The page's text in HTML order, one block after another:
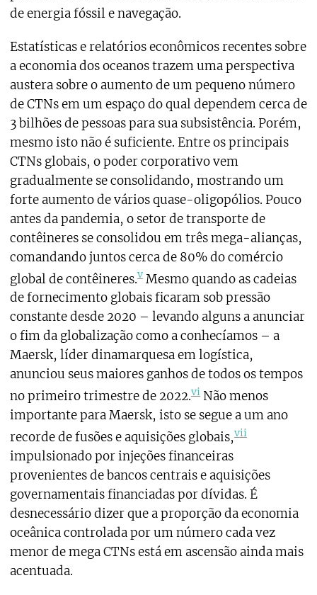
de energia fóssil e navegação.
Estatísticas e relatórios econômicos recentes sobre
a economia dos oceanos trazem uma perspectiva
austera sobre o aumento de um pequeno número
de CTNs em um espaço do qual dependem cerca de
3 bilhões de pessoas para sua subsistência. Porém,
mesmo isto não é suficiente. Entre os principais
CTNs globais, o poder corporativo vem
gradualmente se consolidando, mostrando um
forte aumento de vários quase-oligopólios. Pouco
antes da pandemia, o setor de transporte de
contêineres se consolidou em três mega-alianças,
comandando juntos cerca de 80% do comércio
global de contêineres.vMesmo quando as cadeias
de fornecimento globais ficaram sob pressão
constante desde 2020 – levando alguns a anunciar
o fim da globalização como a conhecíamos – a
Maersk, líder dinamarquesa em logística,
anunciou seus maiores ganhos de todos os tempos
no primeiro trimestre de 2022.viNão menos
importante para Maersk, isto se segue a um ano
recorde de fusões e aquisições globais,vii
impulsionado por injeções financeiras
provenientes de bancos centrais e aquisições
governamentais financiadas por dívidas. É
desnecessário dizer que a proporção da economia
oceânica controlada por um número cada vez
menor de mega CTNs está em ascensão ainda mais
acentuada.